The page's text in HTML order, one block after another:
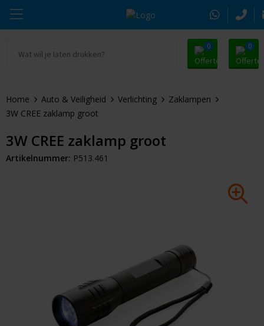
0 0
Drinkwaren
Tassen & Reizen
Huis & Lifestyle
Outdoor & Vrije Tijd
Alle promosnoepje
Zomer
Kerst
Thule
Alle merken
Home Auto & Veiligheid Verlichting
Zaklampen
3W CREE zaklamp groot
3W CREE zaklamp groot
Artikelnummer: P513.461